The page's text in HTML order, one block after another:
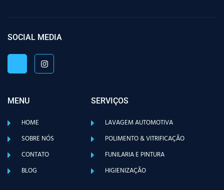
SOCIAL MEDIA
MENU
HOME
SOBRE NÓS
CONTATO
BLOG
SERVIÇOS
LAVAGEM AUTOMOTIVA
POLIMENTO & VITRIFICAÇÃO
FUNILARIA E PINTURA
HIGIENIZAÇÃO